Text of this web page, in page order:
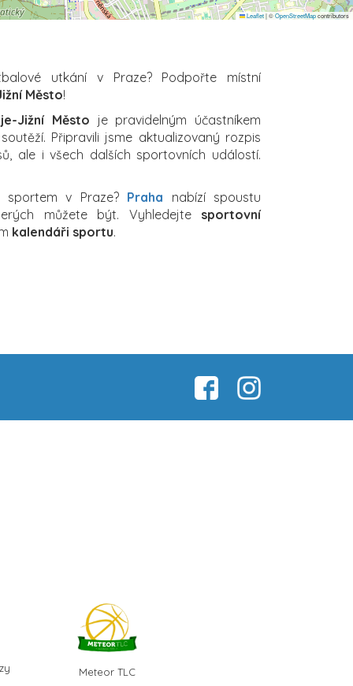
Leaflet|©OpenStreetMapcontributors
utkání v Praze? Podpořte místní
Město!
Jižní Město je pravidelným účastníkem
Připravili jsme aktualizovaný rozpis
ale i všech dalších sportovních událostí.
v Praze? Praha nabízí spoustu
můžete být. Vyhledejte sportovní
kalendáři sportu.
Meteor TLC